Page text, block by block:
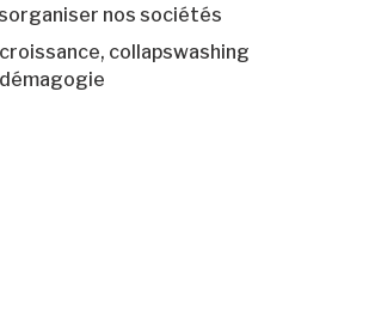
nos sociétés
collapswashing